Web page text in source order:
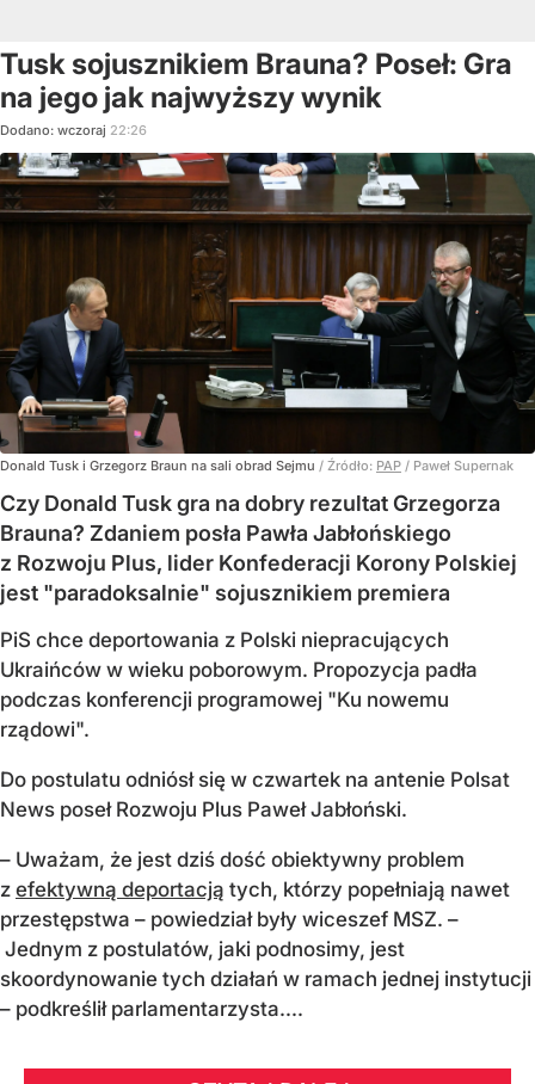
Tusk sojusznikiem Brauna? Poseł: Gra
na jego jak najwyższy wynik
Dodano: wczoraj 22:26
Donald Tusk i Grzegorz Braun na sali obrad Sejmu / Źródło: PAP / Paweł Supernak
Czy Donald Tusk gra na dobry rezultat Grzegorza
Brauna? Zdaniem posła Pawła Jabłońskiego
z Rozwoju Plus, lider Konfederacji Korony Polskiej
jest "paradoksalnie" sojusznikiem premiera
PiS chce deportowania z Polski niepracujących
Ukraińców w wieku poborowym. Propozycja padła
podczas konferencji programowej "Ku nowemu
rządowi".
Do postulatu odniósł się w czwartek na antenie Polsat
News poseł Rozwoju Plus Paweł Jabłoński.
– Uważam, że jest dziś dość obiektywny problem
z efektywną deportacją tych, którzy popełniają nawet
przestępstwa – powiedział były wiceszef MSZ. –
Jednym z postulatów, jaki podnosimy, jest
skoordynowanie tych działań w ramach jednej instytucji
– podkreślił parlamentarzysta....